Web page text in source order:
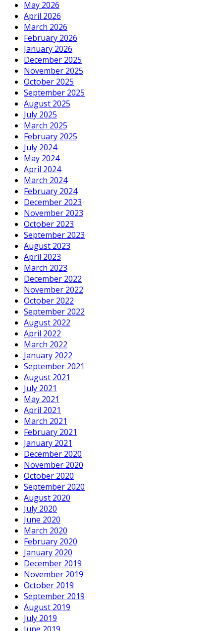
May 2026
April 2026
March 2026
February 2026
January 2026
December 2025
November 2025
October 2025
September 2025
August 2025
July 2025
March 2025
February 2025
July 2024
May 2024
April 2024
March 2024
February 2024
December 2023
November 2023
October 2023
September 2023
August 2023
April 2023
March 2023
December 2022
November 2022
October 2022
September 2022
August 2022
April 2022
March 2022
January 2022
September 2021
August 2021
July 2021
May 2021
April 2021
March 2021
February 2021
January 2021
December 2020
November 2020
October 2020
September 2020
August 2020
July 2020
June 2020
March 2020
February 2020
January 2020
December 2019
November 2019
October 2019
September 2019
August 2019
July 2019